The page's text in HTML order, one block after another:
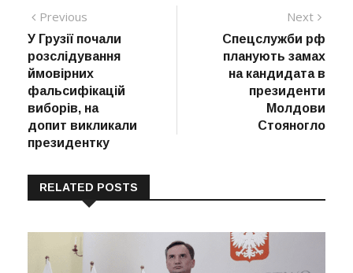
Навігація
записів
Previous
post:
У Грузії почали
розслідування
ймовірних
фальсифікацій
виборів, на
допит викликали
президентку
Next
Спецслужби рф
планують замах
на кандидата в
президенти
Молдови
Стояногло
RELATED POSTS